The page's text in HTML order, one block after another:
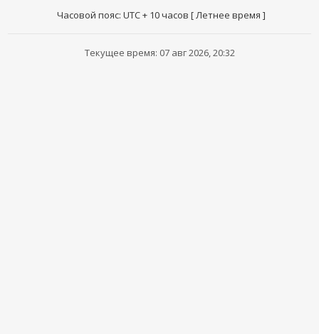
Часовой пояс: UTC + 10 часов [ Летнее время ]
Текущее время: 07 авг 2026, 20:32